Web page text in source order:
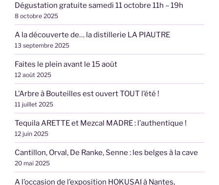
Dégustation gratuite samedi 11 octobre 11h – 19h
8 octobre 2025
A la découverte de… la distillerie LA PIAUTRE
13 septembre 2025
Faites le plein avant le 15 août
12 août 2025
L’Arbre à Bouteilles est ouvert TOUT l’été !
11 juillet 2025
Tequila ARETTE et Mezcal MADRE : l’authentique !
12 juin 2025
Cantillon, Orval, De Ranke, Senne : les belges à la cave
20 mai 2025
A l’occasion de l’exposition HOKUSAI à Nantes,